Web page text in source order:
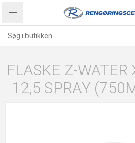
FLASKE Z-WATER
12,5 SPRAY